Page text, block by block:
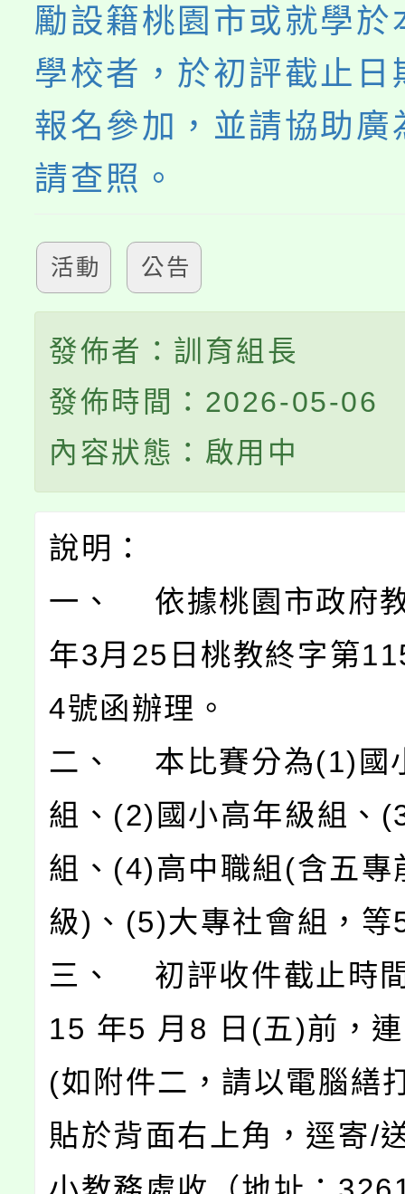
勵設籍桃園市或就學於
學校者，於初評截止日
報名參加，並請協助廣
請查照。
活動 公告
發佈者：訓育組長
發佈時間：2026-05-06
內容狀態：啟用中
說明：
一、 依據桃園市政府
年3月25日桃教終字第
4號函辦理。
二、 本比賽分為(1)國
組、(2)國小高年級組、
組、(4)高中職組(含五專
級)、(5)大專社會組，等
三、 初評收件截止時
15 年5 月8 日(五)前，
(如附件二，請以電腦繕
貼於背面右上角，逕寄/